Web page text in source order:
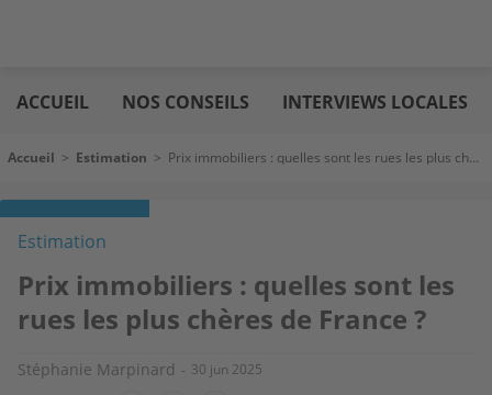
au
contenu
immo
ACCUEIL NOS CONSEILS INTERVIEWS LOCALES
Fil d'Ariane
Accueil > Estimation > Prix immobiliers : quelles sont les rues les plus chères de France ?
Estimation
Prix immobiliers : quelles sont les
rues les plus chères de France ?
Stéphanie Marpinard
30 jun 2025